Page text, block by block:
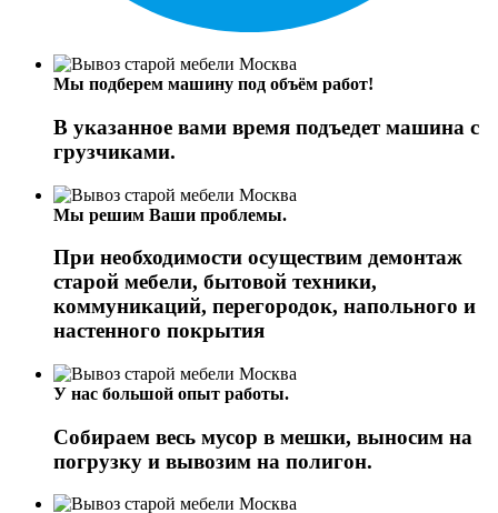
Мы подберем машину под объём работ!
В указанное вами время подъедет машина с
грузчиками.
Мы решим Ваши проблемы.
При необходимости осуществим демонтаж
старой мебели, бытовой техники,
коммуникаций, перегородок, напольного и
настенного покрытия
У нас большой опыт работы.
Собираем весь мусор в мешки, выносим на
погрузку и вывозим на полигон.